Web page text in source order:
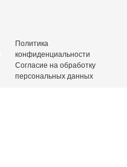
Политика
конфиденциальности
Согласие на обработку
персональных данных